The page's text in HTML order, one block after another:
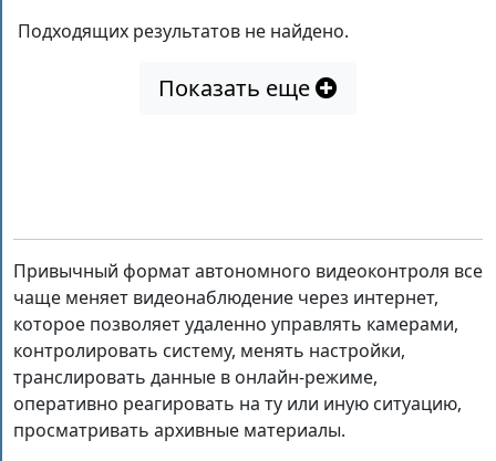
Подходящих результатов не найдено.
Показать еще
Привычный формат автономного видеоконтроля все
чаще меняет видеонаблюдение через интернет,
которое позволяет удаленно управлять камерами,
контролировать систему, менять настройки,
транслировать данные в онлайн-режиме,
оперативно реагировать на ту или иную ситуацию,
просматривать архивные материалы.